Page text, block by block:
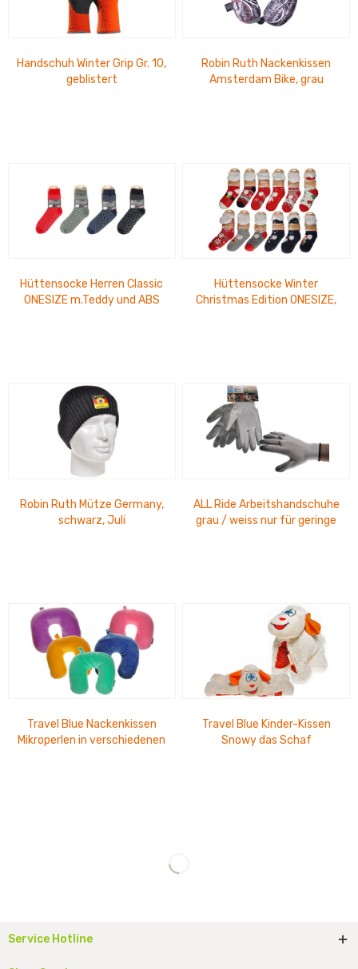
Handschuh Winter Grip Gr. 10,
geblistert
Robin Ruth Nackenkissen
Amsterdam Bike, grau
Hüttensocke Herren Classic
ONESIZE m.Teddy und ABS
Hüttensocke Winter
Christmas Edition ONESIZE,
Robin Ruth Mütze Germany,
schwarz, Juli
ALL Ride Arbeitshandschuhe
grau / weiss nur für geringe
Travel Blue Nackenkissen
Mikroperlen in verschiedenen
Travel Blue Kinder-Kissen
Snowy das Schaf
Service Hotline